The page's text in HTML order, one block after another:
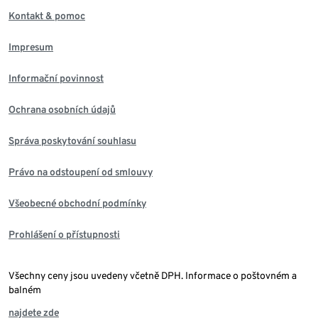
Kontakt & pomoc
Impresum
Informační povinnost
Ochrana osobních údajů
Správa poskytování souhlasu
Právo na odstoupení od smlouvy
Všeobecné obchodní podmínky
Prohlášení o přístupnosti
Všechny ceny jsou uvedeny včetně DPH. Informace o poštovném a
balném
najdete zde